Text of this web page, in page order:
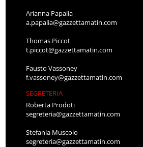
Arianna Papalia
a.papalia@gazzettamatin.com
Thomas Piccot
t.piccot@gazzettamatin.com
Fausto Vassoney
f.vassoney@gazzettamatin.com
SEGRETERIA
Roberta Prodoti
segreteria@gazzettamatin.com
Stefania Muscolo
segreteria@gazzettamatin.com